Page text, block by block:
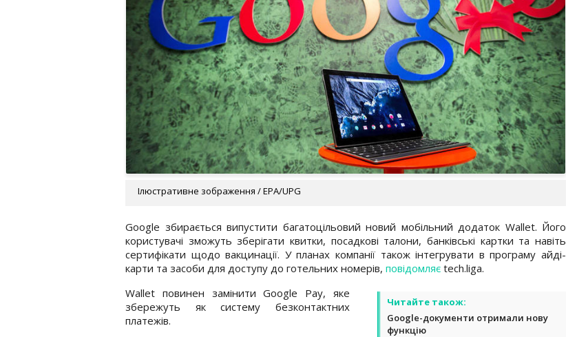
Ілюстративне зображення / EPA/UPG
Google збирається випустити багатоцільовий новий мобільний додаток Wallet. Його
користувачі зможуть зберігати квитки, посадкові талони, банківські картки та навіть
сертифікати щодо вакцинації. У планах компанії також інтегрувати в програму айді-
карти та засоби для доступу до готельних номерів, повідомляє tech.liga.
Читайте також:
Google-документи отримали нову
функцію
Wallet повинен замінити Google Pay, яке
збережуть як систему безконтактних
платежів.